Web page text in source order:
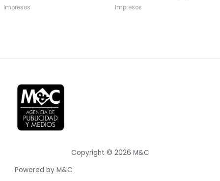
Impresos Impresos
Copyright © 2026 M&C
Powered by M&C